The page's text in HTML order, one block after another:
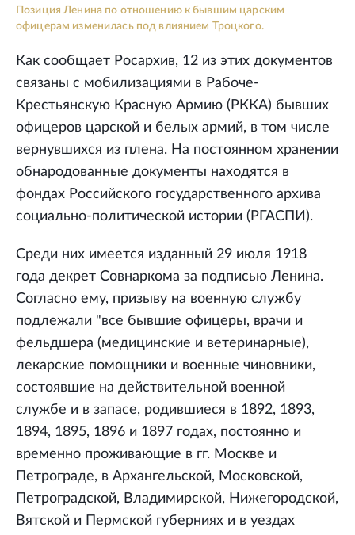
Позиция Ленина по отношению к бывшим царским
офицерам изменилась под влиянием Троцкого.
Как сообщает Росархив, 12 из этих документов
связаны с мобилизациями в Рабоче-
Крестьянскую Красную Армию (РККА) бывших
офицеров царской и белых армий, в том числе
вернувшихся из плена. На постоянном хранении
обнародованные документы находятся в
фондах Российского государственного архива
социально-политической истории (РГАСПИ).
Среди них имеется изданный 29 июля 1918
года декрет Совнаркома за подписью Ленина.
Согласно ему, призыву на военную службу
подлежали "все бывшие офицеры, врачи и
фельдшера (медицинские и ветеринарные),
лекарские помощники и военные чиновники,
состоявшие на действительной военной
службе и в запасе, родившиеся в 1892, 1893,
1894, 1895, 1896 и 1897 годах, постоянно и
временно проживающие в гг. Москве и
Петрограде, в Архангельской, Московской,
Петроградской, Владимирской, Нижегородской,
Вятской и Пермской губерниях и в уездах